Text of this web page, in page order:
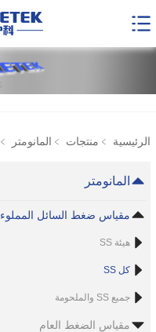
الرئيسية ﹥ منتجات ﹥ المانومتر ﹥
المانومتر
مقياس ضغط السائل المملوء
هيئة SS
كل SS
جميع SS والملحومة
مقياس الضغط العام